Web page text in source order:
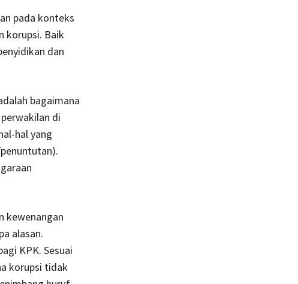
pada konteks
korupsi. Baik
dan
bagaimana
di
hal yang
kewenangan
alasan.
KPK. Sesuai
korupsi tidak